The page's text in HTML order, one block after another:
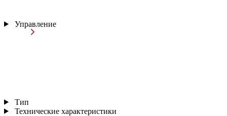
Управление
Тип
Технические характеристики